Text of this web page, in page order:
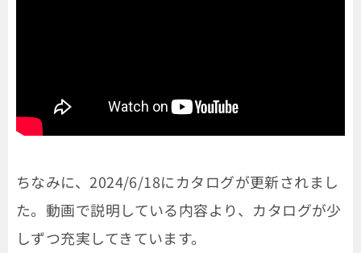
ちなみに、2024/6/18にカタログが更新されまし
た。動画で説明している内容より、カタログが少
しずつ充実してきています。